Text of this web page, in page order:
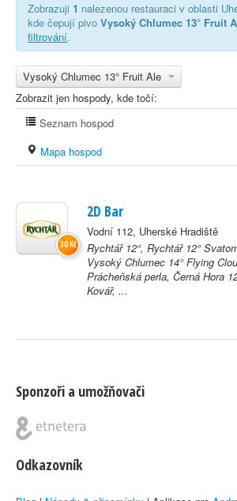
Zobrazuji 1 nalezenou restauraci v oblasti
kde čepují pivo Vysoký Chlumec 13° Fruit
filtrování.
Vysoký Chlumec 13° Fruit Ale
Zobrazit jen hospody, kde točí:
Seznam hospod
Mapa hospod
2D Bar
Vodní 112, Uherské Hradiště
Rychtář 12°, Rychtář 12°
Vysoký Chlumec 14° Flying
Prácheňská perla, Černá Hora
Kovář, ...
30 Kč
Sponzoři a umožňovači
Odkazovník